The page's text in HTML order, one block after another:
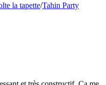
la tapette/Tahin Party